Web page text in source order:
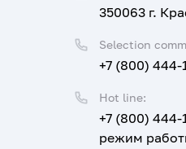
350063 г.
Selection
+7 (800) 444-
Hot line:
+7 (800) 444-
режим